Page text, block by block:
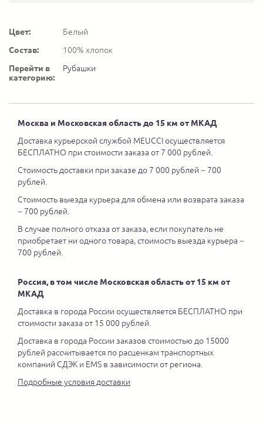
Цвет:
Белый
Состав:
100% хлопок
Перейти в
категорию:
Рубашки
Москва и Московская область до 15 км от МКАД
Доставка курьерской службой MEUCCI осуществляется
БЕСПЛАТНО при стоимости заказа от 7 000 рублей.
Стоимость доставки при заказе до 7 000 рублей – 700
рублей.
Стоимость выезда курьера для обмена или возврата заказа
– 700 рублей.
В случае полного отказа от заказа, если покупатель не
приобретает ни одного товара, стоимость выезда курьера –
700 рублей.
Россия, в том числе Московская область от 15 км от
МКАД
Доставка в города России осуществляется БЕСПЛАТНО при
стоимости заказа от 15 000 рублей.
Доставка в города России заказов стоимостью до 15000
рублей рассчитывается по расценкам транспортных
компаний СДЭК и EMS в зависимости от региона.
Подробные условия доставки